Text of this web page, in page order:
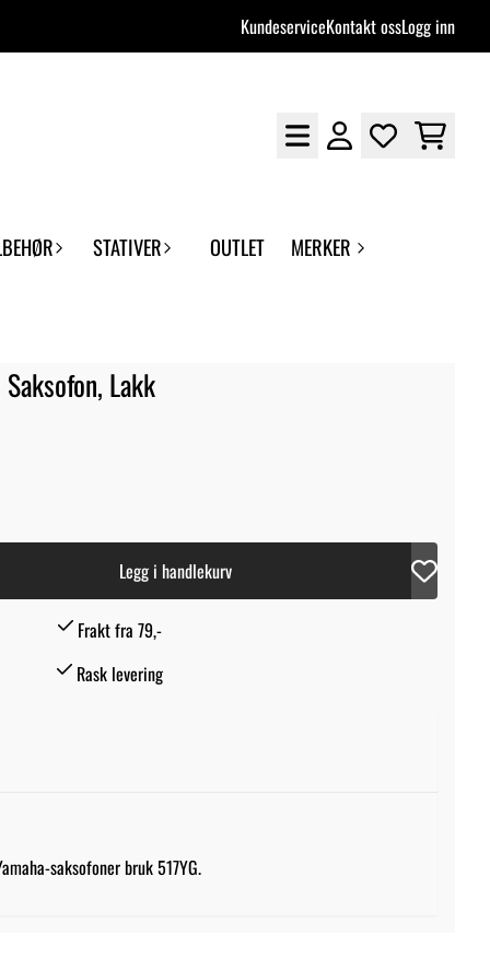
KundeserviceKontakt ossLogg inn
STATIVER OUTLET MERKER
Lakk
Legg i handlekurv
Frakt fra 79,-
Rask levering
saksofoner bruk 517YG.